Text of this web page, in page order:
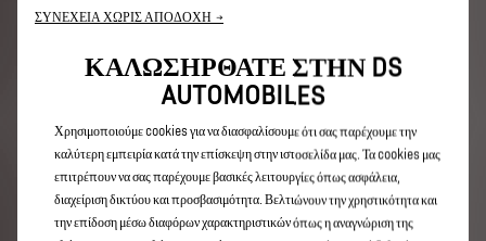
Μάυρο Perla
Nera
Περιλαμβάνεται
Blanc Banquise
334,8 € με ΦΠΑ
ΣΥΝΕΧΕΙΑ ΧΩΡΙΣ ΑΠΟΔΟΧΗ →
ΚΑΛΩΣΗΡΘΑΤΕ ΣΤΗΝ DS
AUTOMOBILES
Χρησιμοποιούμε cookies για να διασφαλίσουμε ότι σας παρέχουμε την
καλύτερη εμπειρία κατά την επίσκεψη στην ιστοσελίδα μας. Τα cookies μας
επιτρέπουν να σας παρέχουμε βασικές λειτουργίες όπως ασφάλεια,
διαχείριση δικτύου και προσβασιμότητα. Βελτιώνουν την χρηστικότητα και
την επίδοση μέσω διαφόρων χαρακτηριστικών όπως η αναγνώριση της